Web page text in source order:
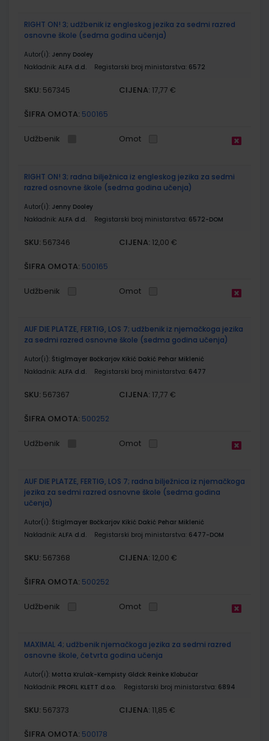
RIGHT ON! 3; udžbenik iz engleskog jezika za sedmi razred
osnovne škole (sedma godina učenja)
Autor(i): Jenny Dooley
Nakladnik: ALFA d.d. Registarski broj ministarstva: 6572
SKU: 567345 CIJENA: 17,77 €
ŠIFRA OMOTA: 500165
Udžbenik Omot
RIGHT ON! 3; radna bilježnica iz engleskog jezika za sedmi
razred osnovne škole (sedma godina učenja)
Autor(i): Jenny Dooley
Nakladnik: ALFA d.d. Registarski broj ministarstva: 6572-DOM
SKU: 567346 CIJENA: 12,00 €
ŠIFRA OMOTA: 500165
Udžbenik Omot
AUF DIE PLATZE, FERTIG, LOS 7; udžbenik iz njemačkoga jezika
za sedmi razred osnovne škole (sedma godina učenja)
Autor(i): Štiglmayer Bočkarjov Kikić Dakić Pehar Miklenić
Nakladnik: ALFA d.d. Registarski broj ministarstva: 6477
SKU: 567367 CIJENA: 17,77 €
ŠIFRA OMOTA: 500252
Udžbenik Omot
AUF DIE PLATZE, FERTIG, LOS 7; radna bilježnica iz njemačkoga
jezika za sedmi razred osnovne škole (sedma godina
učenja)
Autor(i): Štiglmayer Bočkarjov Kikić Dakić Pehar Miklenić
Nakladnik: ALFA d.d. Registarski broj ministarstva: 6477-DOM
SKU: 567368 CIJENA: 12,00 €
ŠIFRA OMOTA: 500252
Udžbenik Omot
MAXIMAL 4; udžbenik njemačkoga jezika za sedmi razred
osnovne škole, četvrta godina učenja
Autor(i): Motta Krulak-Kempisty Glđck Reinke Klobučar
Nakladnik: PROFIL KLETT d.o.o. Registarski broj ministarstva: 6894
SKU: 567373 CIJENA: 11,85 €
ŠIFRA OMOTA: 500178